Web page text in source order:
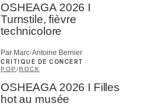
OSHEAGA 2026 I
Turnstile, fièvre
technicolore
Par Marc-Antoine Bernier
CRITIQUE DE CONCERT
POP /ROCK
OSHEAGA 2026 I Filles
hot au musée